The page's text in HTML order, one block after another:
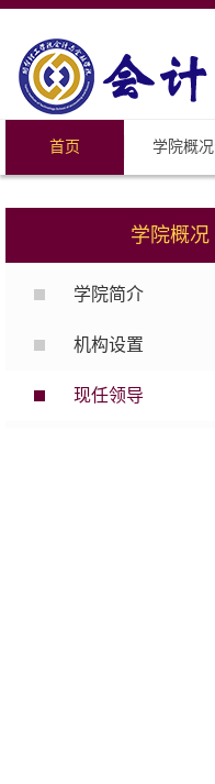
首页 学院概况
学院概况
学院简介
机构设置
现任领导